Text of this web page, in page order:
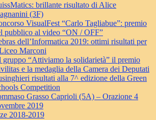
brillante risultato di Alice
(3F)
VisualFest “Carlo Tagliabue”: premio
pubblico al video “ON / OFF”
dell’Informatica 2019: ottimi risultati per
Marconi
gruppo “Attiviamo la solidarietà” il premio
e la medaglia della Camera dei Deputati
risultati alla 7^ edizione della Green
Competition
Grasso Caprioli (5A) – Orazione 4
2019
2018-2019